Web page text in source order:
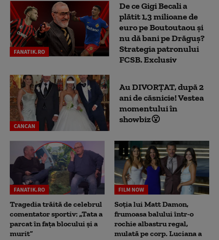
FANATIK.RO
De ce Gigi Becali a
plătit 1,3 milioane de
euro pe Boutoutaou și
nu dă bani pe Drăguș?
Strategia patronului
FCSB. Exclusiv
CANCAN
Au DIVORȚAT, după 2
ani de căsnicie! Vestea
momentului în
showbiz😮
FANATIK.RO
Tragedia trăită de celebrul
comentator sportiv: „Tata a
parcat în fața blocului și a
murit”
FILM NOW
Soția lui Matt Damon,
frumoasa balului într-o
rochie albastru regal,
mulată pe corp. Luciana a